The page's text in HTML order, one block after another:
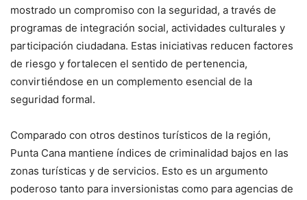
mostrado un compromiso con la seguridad, a través de
programas de integración social, actividades culturales y
participación ciudadana. Estas iniciativas reducen factores
de riesgo y fortalecen el sentido de pertenencia,
convirtiéndose en un complemento esencial de la
seguridad formal.
Comparado con otros destinos turísticos de la región,
Punta Cana mantiene índices de criminalidad bajos en las
zonas turísticas y de servicios. Esto es un argumento
poderoso tanto para inversionistas como para agencias de